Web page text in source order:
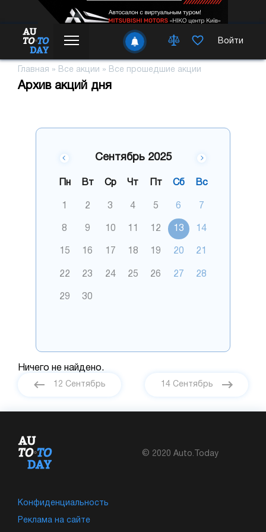
Войти
Главная » Все акции » Все прошедшие акции
Архив акций дня
Сентябрь 2025
Пн Вт Ср Чт Пт Сб Вс
1 2 3 4 5 6 7
8 9 10 12 13 14
15 16 17 18 19 20 21
22 23 24 25 26 27 28
29 30
Ничего не найдено.
12 Сентябрь 14 Сентябрь
© 2020 Auto.Today
Конфиденциальность
Реклама на сайте